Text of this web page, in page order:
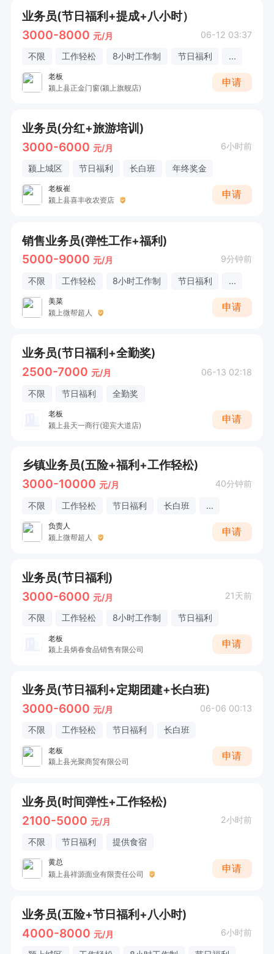
业务员(节日福利+提成+八小时）
3000-8000 元/月 06-12 03:37
不限 工作轻松 8小时工作制 节日福利 ...
老板
颍上县正金门窗(颍上旗舰店)
申请
业务员(分红+旅游培训)
3000-6000 元/月 6小时前
颍上城区 节日福利 长白班 年终奖金
老板崔
颍上县喜丰收农资店
申请
销售业务员(弹性工作+福利)
5000-9000 元/月 9分钟前
不限 工作轻松 8小时工作制 节日福利 ...
美菜
颍上微帮超人
申请
业务员(节日福利+全勤奖)
2500-7000 元/月 06-13 02:18
不限 节日福利 全勤奖
老板
颍上县天一商行(迎宾大道店)
申请
乡镇业务员(五险+福利+工作轻松)
3000-10000 元/月 40分钟前
不限 工作轻松 节日福利 长白班 ...
负责人
颍上微帮超人
申请
业务员(节日福利)
3000-6000 元/月 21天前
不限 工作轻松 8小时工作制 节日福利
老板
颍上县炳春食品销售有限公司
申请
业务员(节日福利+定期团建+长白班)
3000-6000 元/月 06-06 00:13
不限 工作轻松 节日福利 长白班
老板
颍上县光聚商贸有限公司
申请
业务员(时间弹性+工作轻松)
2100-5000 元/月 2小时前
不限 节日福利 提供食宿
黄总
颍上县祥源面业有限责任公司
申请
业务员(五险+节日福利+八小时)
4000-8000 元/月 6小时前